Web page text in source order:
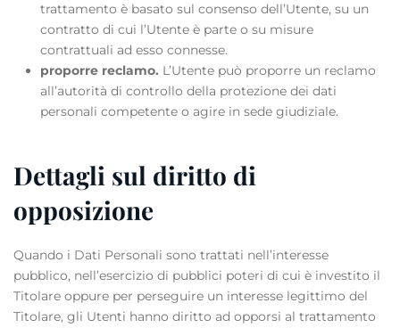
trattamento è basato sul consenso dell’Utente, su un
contratto di cui l’Utente è parte o su misure
contrattuali ad esso connesse.
proporre reclamo. L’Utente può proporre un reclamo
all’autorità di controllo della protezione dei dati
personali competente o agire in sede giudiziale.
Dettagli sul diritto di
opposizione
Quando i Dati Personali sono trattati nell’interesse
pubblico, nell’esercizio di pubblici poteri di cui è investito il
Titolare oppure per perseguire un interesse legittimo del
Titolare, gli Utenti hanno diritto ad opporsi al trattamento